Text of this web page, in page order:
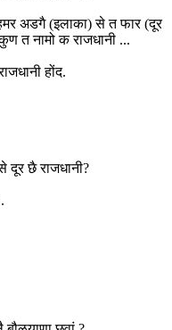
हमर अडगै (इलाका) से त फार (दूर
त नामो क राजधानी ...
होंद.
दूर छै राजधानी?